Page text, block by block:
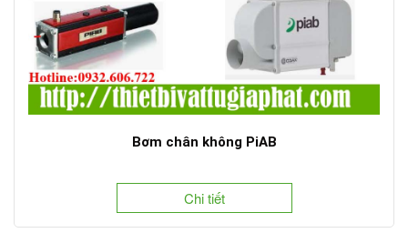
Bơm chân không PiAB
Chi tiết